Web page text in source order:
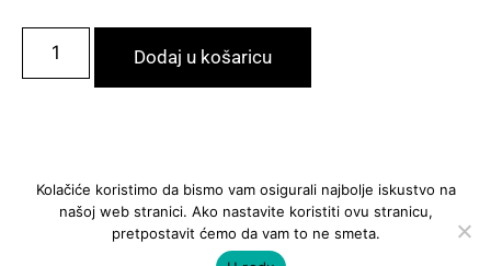
Dodaj u košaricu
2019 @ Maslinar
Kolačiće koristimo da bismo vam osigurali najbolje iskustvo na
našoj web stranici. Ako nastavite koristiti ovu stranicu,
pretpostavit ćemo da vam to ne smeta.